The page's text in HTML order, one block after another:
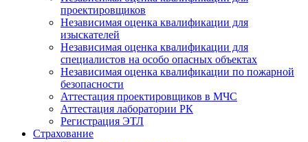
проектировщиков
Независимая оценка квалификации для
изыскателей
Независимая оценка квалификации для
специалистов на особо опасных объектах
Независимая оценка квалификации по пожарной
безопасности
Аттестация проектировщиков в МЧС
Аттестация лаборатории РК
Регистрация ЭТЛ
Страхование